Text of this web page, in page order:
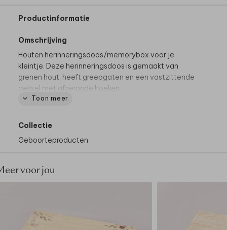
Productinformatie
Omschrijving
Houten herinneringsdoos/memorybox voor je
kleintje. Deze herinneringsdoos is gemaakt van
grenen hout, heeft greepgaten en een vastzittende
deksel met afgeronde hoeken.
• Voor het mooiste eindresultaat adviseren we om
• Hout is een natuurlijk product, dus iedere memory
• De memory box wordt op een andere manier
geproduceerd dan jouw kaart: de kleuren kunnen dus
deze stijl.
Toon meer
Collectie
Geboorteproducten
voor jou